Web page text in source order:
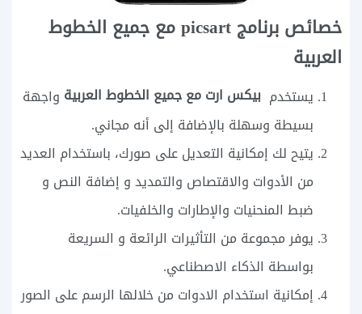
خصائص برنامج picsart مع جميع الخطوط
العربية
يستخدم بيكس ارت مع جميع الخطوط العربية واجهة
بسيطة وسهلة بالإضافة إلى أنه مجاني.
يتيح لك إمكانية التعديل على صورك، باستخدام العديد
من الأدوات والاقتصاص والتمديد و إضافة النص و
ضبط المنحنيات والإطارات والخلفيات.
يوفر مجموعة من التأثيرات الرائعة و السريعة
بواسطة الذكاء الاصطناعي.
إمكانية استخدام الادوات من خلالها الرسم على الصور